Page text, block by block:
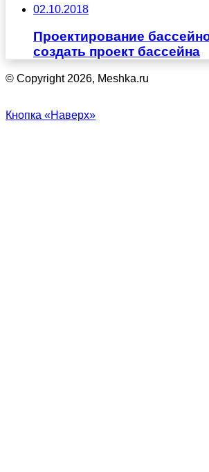
02.10.2018
Проектирование
создать проект бассейна
© Copyright 2026, Meshka.ru
Кнопка «Наверх»